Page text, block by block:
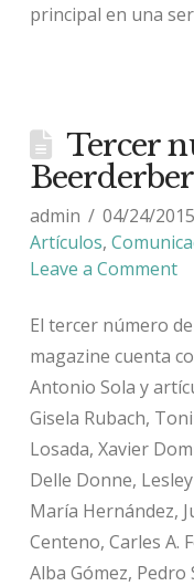
principal en una
Tercer
admin
04/24/2015
Artículos,
Leave a Comment
El tercer número
magazine cuenta
Antonio Sola y
Gisela Rubach,
Losada, Xavier
Delle Donne,
María Hernández,
Centeno, Carles A.
Alba Gómez,